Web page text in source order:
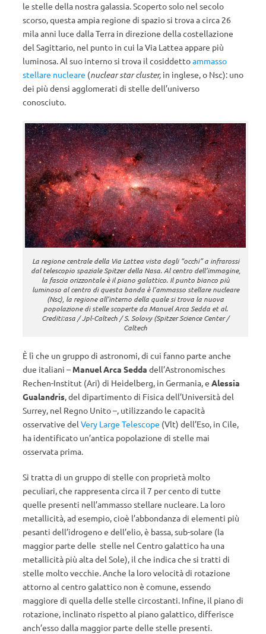
le stelle della nostra galassia. Scoperto solo nel secolo
scorso, questa ampia regione di spazio si trova a circa 26
mila anni luce dalla Terra in direzione della costellazione
del Sagittario, nel punto in cui la Via Lattea appare più
luminosa. Al suo interno si trova il cosiddettoammasso
stellare nucleare (nuclear star cluster, in inglese, o Nsc): uno
dei più densi agglomerati di stelle dell’universo
conosciuto.
La regione centrale della Via Lattea vista dagli “occhi” a infrarossi
dal telescopio spaziale Spitzer della Nasa. Al centro dell’immagine,
la fascia orizzontale è il piano galattico. Il punto bianco più
luminoso al centro di questa banda è l’ammasso stellare nucleare
(Nsc), la regione all’interno della quale si trova la nuova
popolazione di stelle scoperte da Manuel Arca Sedda et al.
Crediti:asa / Jpl-Caltech / S. Solovy (Spitzer Science Center /
Caltech
È lì che un gruppo di astronomi, di cui fanno parte anche
due italiani – Manuel Arca Sedda dell’Astronomisches
Rechen-Institut (Ari) di Heidelberg, in Germania, e Alessia
Gualandris, del dipartimento di Fisica dell’Università del
Surrey, nel Regno Unito –, utilizzando le capacità
osservative del Very Large Telescope (Vlt) dell’Eso, in Cile,
ha identificato un’antica popolazione di stelle mai
osservata prima.
Si tratta di un gruppo di stelle con proprietà molto
peculiari, che rappresenta circa il 7 per cento di tutte
quelle presenti nell’ammasso stellare nucleare. La loro
metallicità, ad esempio, cioè l’abbondanza di elementi più
pesanti dell’idrogeno e dell’elio, è bassa, sub-solare (la
maggior parte delle stelle nel Centro galattico ha una
metallicità più alta del Sole), il che indica che si tratti di
stelle molto vecchie. Anche la loro velocità di rotazione
attorno al centro galattico non è comune, essendo
maggiore di quella delle stelle circostanti. Infine, il piano di
rotazione, inclinato rispetto al piano galattico, differisce
anch’esso dalla maggior parte delle stelle presenti.